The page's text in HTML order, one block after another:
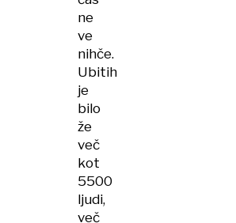
ne
ve
nihče.
Ubitih
je
bilo
že
več
kot
5500
ljudi,
več